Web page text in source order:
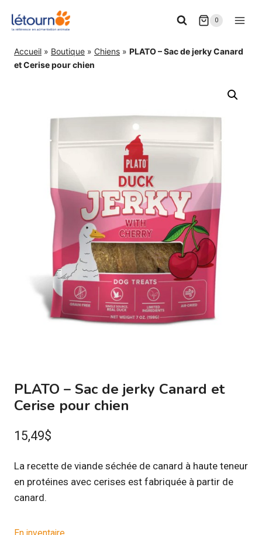
0
Accueil » Boutique » Chiens » PLATO – Sac de jerky Canard
et Cerise pour chien
PLATO – Sac de jerky Canard et
Cerise pour chien
15,49$
La recette de viande séchée de canard à haute teneur
en protéines avec cerises est fabriquée à partir de
canard.